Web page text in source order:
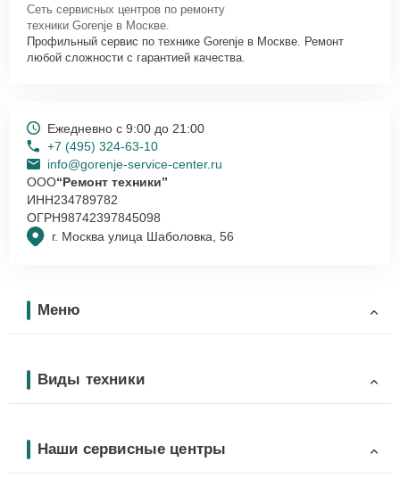
Сеть сервисных центров по ремонту
техники Gorenje в Москве.
Профильный сервис по технике Gorenje в Москве. Ремонт
любой сложности с гарантией качества.
г. Москва улица Шаболовка, 56
Ежедневно с 9:00 до 21:00
+7 (495) 324-63-10
info@gorenje-service-center.ru
ООО“Ремонт техники”
ИНН234789782
ОГРН98742397845098
Меню
Виды техники
Наши сервисные центры